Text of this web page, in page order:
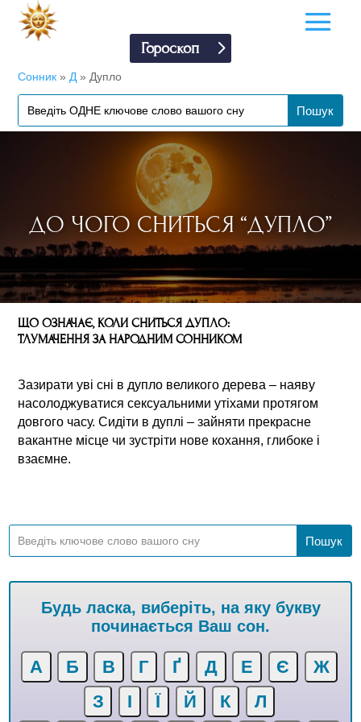
Гороскоп
Сонник » Д » Дупло
ДО ЧОГО СНИТЬСЯ “ДУПЛО”
ЩО ОЗНАЧАЄ, КОЛИ СНИТЬСЯ ДУПЛО:
ТЛУМАЧЕННЯ ЗА НАРОДНИМ СОННИКОМ
Зазирати уві сні в дупло великого дерева – наяву
насолоджуватися сексуальними утіхами протягом
довгого часу. Сидіти в дуплі – зайняти прекрасне
вакантне місце чи зустріти нове кохання, глибоке і
взаємне.
Будь ласка, виберіть, на яку букву
починається Ваш сон.
А Б В Г Ґ Д Е Є
Ж
З
І Ї Й К Л